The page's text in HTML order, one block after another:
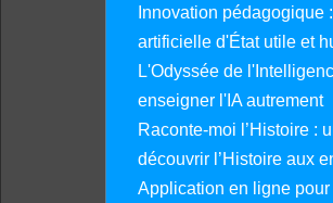
Innovation
artificielle d'État utile et
L'Odyssée de
enseigner l'IA autrement
Raconte-moi l’Histoire :
découvrir l’Histoire aux
Application en ligne